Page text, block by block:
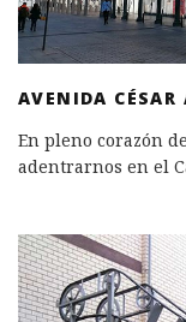
AVENIDA CÉSAR
En pleno corazón
adentrarnos en el